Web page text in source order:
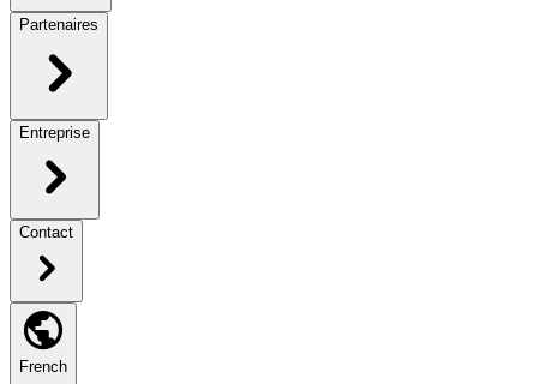
Partenaires
Entreprise
Contact
French